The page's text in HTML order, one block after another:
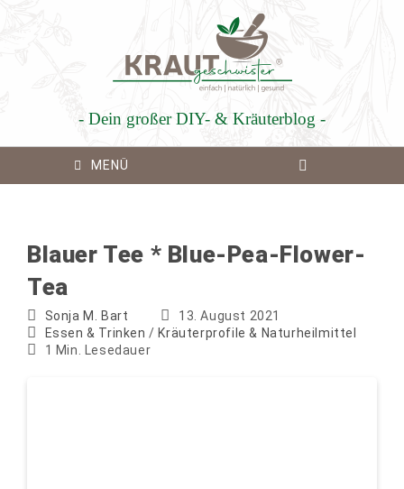
- Dein großer DIY- & Kräuterblog -
MENÜ
Blauer Tee * Blue-Pea-Flower-
Tea
Beitrags-
Autor:
Sonja M. Bart
Beitrag
veröffentlicht:
13. August 2021
Beitrags-
Kategorie:
Essen & Trinken / Kräuterprofile & Naturheilmittel
Lesedauer:
1 Min. Lesedauer